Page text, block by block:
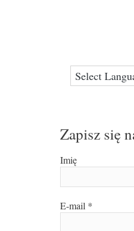
Zapisz się
Imię
E-mail *